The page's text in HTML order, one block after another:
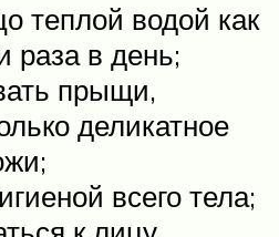
теплой водой как
раза в день;
прыщи,
деликатное
всего тела;